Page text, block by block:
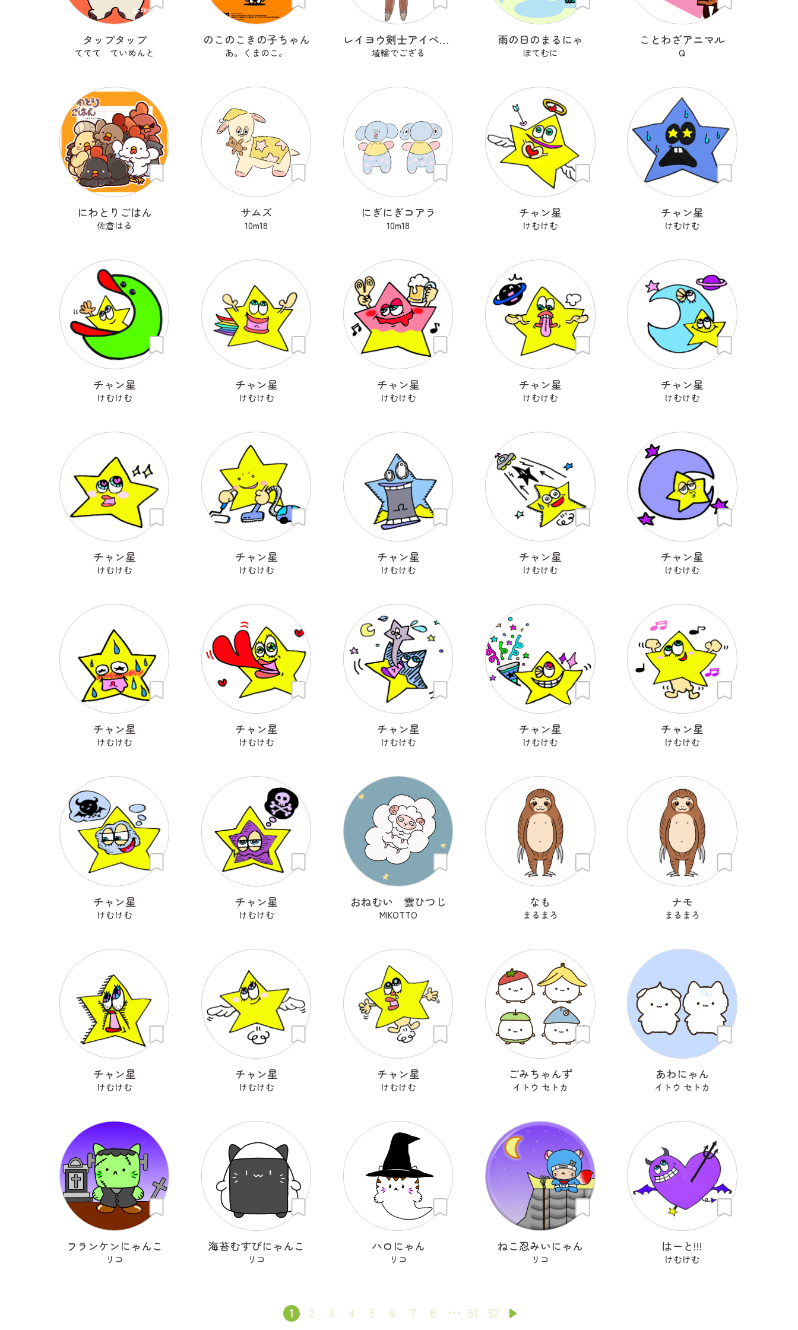
タップタップ
ててて ていめんと
のこのこきの子ちゃん
あ。くまのこ。
レイヨウ剣士アイベクサー
埴輪でござる
雨の日のまるにゃ
ぽてむに
ことわざアニマル
Q
にわとりごはん
佐倉はる
サムズ
10m18
にぎにぎコアラ
10m18
チャン星
けむけむ
チャン星
けむけむ
チャン星
けむけむ
チャン星
けむけむ
チャン星
けむけむ
チャン星
けむけむ
チャン星
けむけむ
チャン星
けむけむ
チャン星
けむけむ
チャン星
けむけむ
チャン星
けむけむ
チャン星
けむけむ
チャン星
けむけむ
チャン星
けむけむ
チャン星
けむけむ
チャン星
けむけむ
チャン星
けむけむ
チャン星
けむけむ
チャン星
けむけむ
おねむい 雲ひつじ
MIKOTTO
なも
まるまろ
ナモ
まるまろ
チャン星
けむけむ
チャン星
けむけむ
チャン星
けむけむ
ごみちゃんず
イトウ セトカ
あわにゃん
イトウ セトカ
フランケンにゃんこ
リコ
海苔むすびにゃんこ
リコ
ハロにゃん
リコ
ねこ忍みいにゃん
リコ
はーと!!!
けむけむ
1 2 3 4 5 6 7 8 51 52